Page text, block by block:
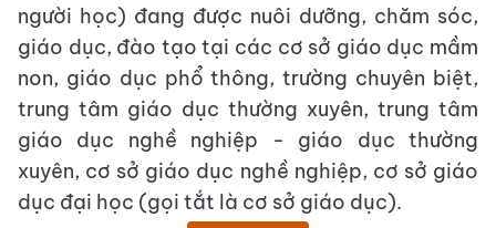
người học) đang được nuôi dưỡng, chăm sóc,
giáo dục, đào tạo tại các cơ sở giáo dục mầm
non, giáo dục phổ thông, trường chuyên biệt,
trung tâm giáo dục thường xuyên, trung tâm
giáo dục nghề nghiệp - giáo dục thường
xuyên, cơ sở giáo dục nghề nghiệp, cơ sở giáo
dục đại học (gọi tắt là cơ sở giáo dục).